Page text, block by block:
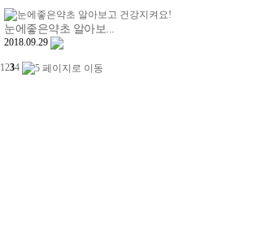
눈에좋은약초 알아보...
2018.09.29
1234